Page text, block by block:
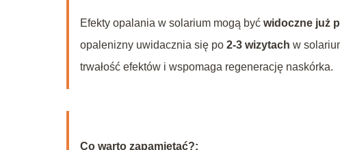
Efekty opalania w solarium mogą być widoczne już
opalenizny uwidacznia się po 2-3 wizytach w
trwałość efektów i wspomaga regenerację naskórka.
Co warto zapamietać?: